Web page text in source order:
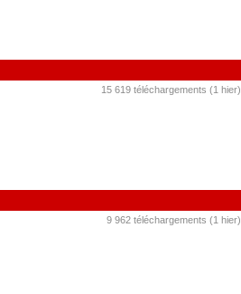
15 619 téléchargements (1 hier)
9 962 téléchargements (1 hier)